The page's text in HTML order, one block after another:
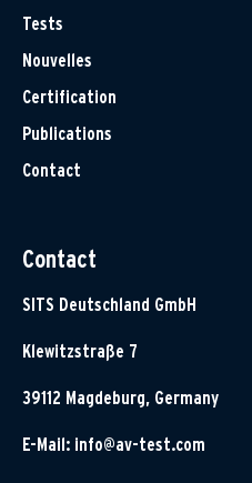
Tests
Nouvelles
Certification
Publications
Contact
Contact
SITS Deutschland GmbH
Klewitzstraße 7
39112 Magdeburg, Germany
E-Mail: info@av-test.com